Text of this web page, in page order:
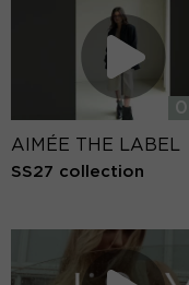
AIMÉE THE LABEL
SS27 collection